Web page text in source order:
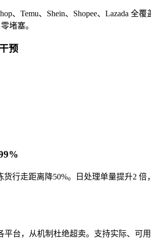
、Temu、Shein、Shopee、Lazada
堵塞。
预
行走距离降50%。日处理单量提升2
台，从机制杜绝超卖。支持实际、